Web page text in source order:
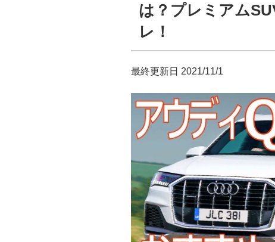
は？プレミアム
レ！
最終更新日 2021/11/1